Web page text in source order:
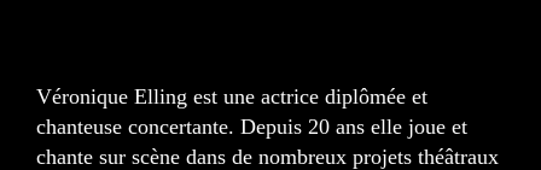
Véronique Elling est une actrice diplômée et
chanteuse concertante. Depuis 20 ans elle joue et
chante sur scène dans de nombreux projets théâtraux